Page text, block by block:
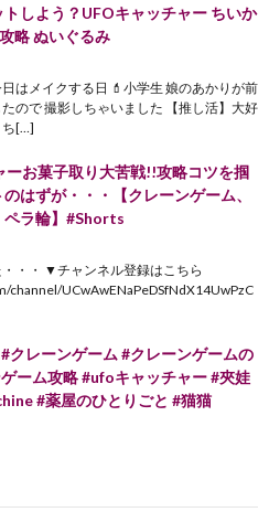
トしよう？UFOキャッチャー ちいか
略 ぬいぐるみ
日はメイクする日 💄小学生 娘のあかりが前
ので 撮影しちゃいました 【推し活】大好
ち[…]
ーお菓子取り大苦戦!!攻略コツを掴
はずが・・・【クレーンゲーム、
ペラ輪】#Shorts
・・ ▼チャンネル登録はこちら
channel/UCwAwENaPeDSfNdX14UwPzC
クレーンゲーム #クレーンゲームの
ーム攻略 #ufoキャッチャー #夾娃
#薬屋のひとりごと #猫猫